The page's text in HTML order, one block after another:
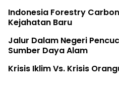
Indonesia Forestry
Kejahatan Baru
Jalur Dalam Negeri
Sumber Daya Alam
Krisis Iklim Vs. Krisis